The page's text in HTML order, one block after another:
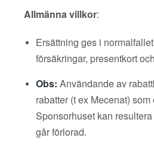
Allmänna villkor:
Ersättning ges i
försäkringar, presentkort
Obs: Användande av
rabatter (t ex Mecenat)
Sponsorhuset kan
går förlorad.